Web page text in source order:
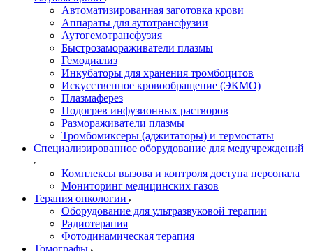
Автоматизированная заготовка крови
Аппараты для аутотрансфузии
Аутогемотрансфузия
Быстрозамораживатели плазмы
Гемодиализ
Инкубаторы для хранения тромбоцитов
Искусственное кровообращение (ЭКМО)
Плазмаферез
Подогрев инфузионных растворов
Размораживатели плазмы
Тромбомиксеры (аджитаторы) и термостаты
Специализированное оборудование для медучреждений
Комплексы вызова и контроля доступа персонала
Мониторинг медицинских газов
Терапия онкологии
Оборудование для ультразвуковой терапии
Радиотерапия
Фотодинамическая терапия
Томографы